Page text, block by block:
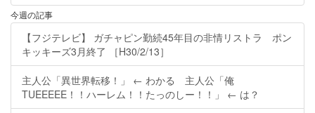
今週の記事
【フジテレビ】 ガチャピン勤続45年目の非情リストラ ポン
キッキーズ3月終了 ［H30/2/13］
主人公「異世界転移！」 ← わかる 主人公「俺
TUEEEEE！！ハーレム！！たっのしー！！」 ← は？